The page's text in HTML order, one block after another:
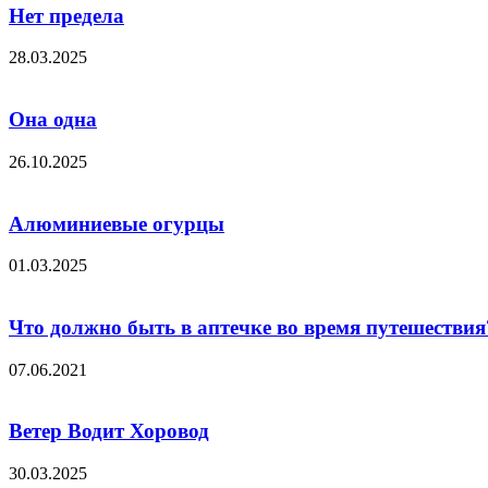
Нет предела
28.03.2025
Она одна
26.10.2025
Алюминиевые огурцы
01.03.2025
Что должно быть в аптечке во время
07.06.2021
Ветер Водит Хоровод
30.03.2025